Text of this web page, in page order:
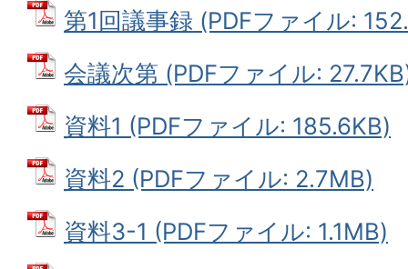
第1回議事録 (PDFファイル:
会議次第 (PDFファイル:
資料1 (PDFファイル: 185.6KB)
資料2 (PDFファイル: 2.7MB)
資料3-1 (PDFファイル: 1.1MB)